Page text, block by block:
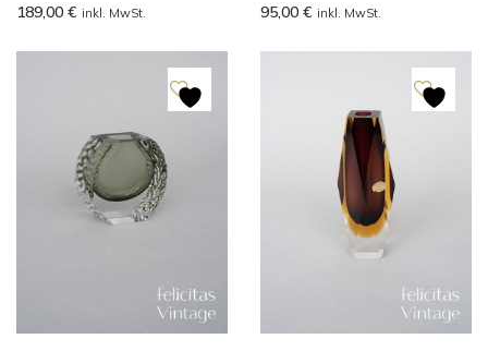
189,00 € inkl. MwSt. 95,00 € inkl. MwSt.